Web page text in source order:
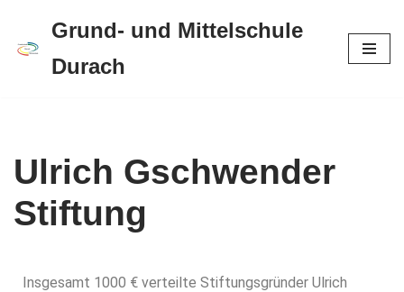
Zum
Grund- und Mittelschule
Durach
Ulrich Gschwender
Stiftung
Insgesamt 1000 € verteilte Stiftungsgründer Ulrich